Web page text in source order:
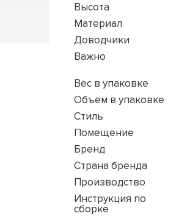
Высота
Материал
Доводчики
Важно
Вес в упаковке
Объем в упаковке
Стиль
Помещение
Бренд
Страна бренда
Производство
Инструкция по
сборке